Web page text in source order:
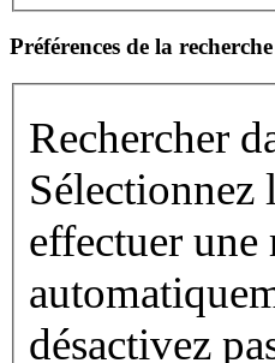
Préférences de la recherche
Rechercher
Sélectionnez
effectuer une
désactivez